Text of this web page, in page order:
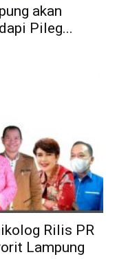
akan
Pileg...
Rilis PR
Lampung